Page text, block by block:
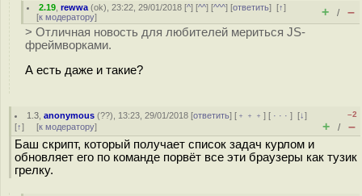
2.19 ,rewwa (ok), 23:22, 29/01/2018 [^] [^^] [^^^] [ответить][↑]
[к модератору] + / –
> Отличная новость для любителей мериться JS-
фреймворками.
А есть даже и такие?
1.3 ,anonymous (??), 13:23, 29/01/2018 [ответить] [ ﹢﹢﹢] [ · · ·][↓]
[↑] [к модератору]
–2
+ / –
Баш скрипт, который получает список задач курлом и
обновляет его по команде порвёт все эти браузеры как тузик
грелку.